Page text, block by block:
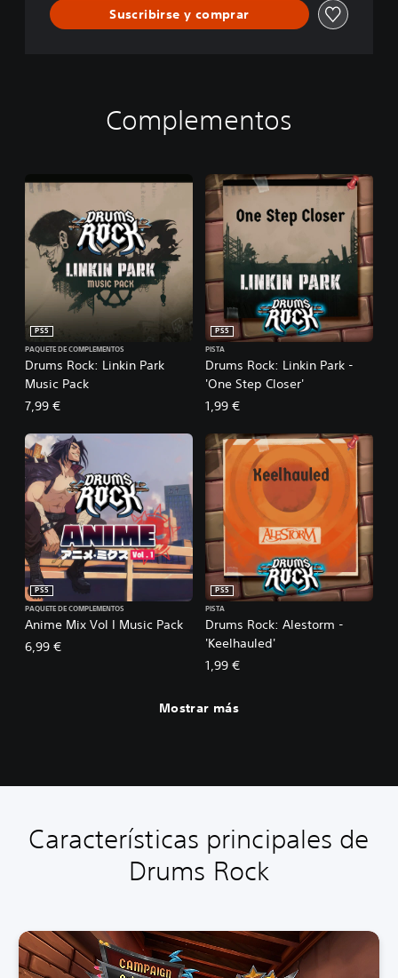
Suscribirse y comprar
Complementos
Drums Rock: Linkin Park
Music Pack
PS5
PAQUETE DE COMPLEMENTOS
7,99 €
Drums Rock: Linkin Park -
'One Step Closer'
PS5
PISTA
1,99 €
Anime Mix Vol I Music Pack
PS5
PAQUETE DE COMPLEMENTOS
6,99 €
Drums Rock: Alestorm -
'Keelhauled'
PS5
PISTA
1,99 €
Mostrar más
Características principales de
Drums Rock